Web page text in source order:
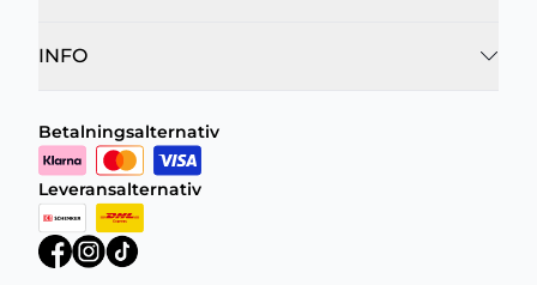
INFO
Betalningsalternativ
Leveransalternativ